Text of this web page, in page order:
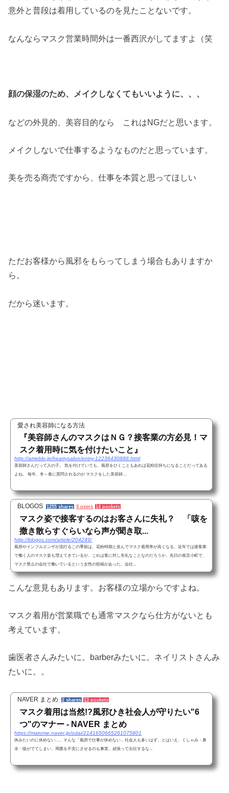
意外と普段は着用しているのを見たことないです。
なんならマスク営業時間外は一番西沢がしてますよ（笑
顔の保湿のため、メイクしなくてもいいように、、、
などの外見的、美容目的なら これはNGだと思います。
メイクしないで仕事するようなものだと思っています。
美を売る商売ですから、仕事を本質と思ってほしい
ただお客様から風邪をもらってしまう場合もありますか
ら。
だから迷います。
愛され美容師になる方法
『美容師さんのマスクはＮＧ？接客業の方必見！マ
スク着用時に気を付けたいこと』
http://ameblo.jp/heartysalon/entry-12236430888.html
美容師さんだって人の子。 気を付けていても、風邪をひくこともあれば花粉症持ちになることだってある
よね。 毎年、冬～春に質問されるのが マスクをした美容師…
BLOGOS 1255 shares 3 users 14 pockets
マスク姿で接客するのはお客さんに失礼？ 「咳を
撒き散らすぐらいなら声が聞き取...
http://blogos.com/article/204249/
風邪やインフルエンザが流行るこの季節は、花粉時期と並んでマスク着用率が高くなる。近年では接客業
で働く人のマスク姿も増えてきているが、これは客に対し失礼なことなのだろうか。先日の発言小町で、
マスク禁止の会社で働いているという女性の投稿があった。会社...
こんな意見もあります。お客様の立場からですよね。
マスク着用が営業職でも通常マスクなら仕方がないとも
考えています。
歯医者さんみたいに。barberみたいに。ネイリストさんみ
たいに。。
NAVER まとめ 2 shares 13 pockets
マスク着用は当然!?風邪ひき社会人が守りたい"6
つ"のマナー - NAVER まとめ
https://matome.naver.jp/odai/2141650665261075801
休みたいのに休めない…。そんな「風邪で仕事が休めない」社会人も多いはず。とはいえ、くしゃみ・鼻
水・咳がでてしまい、周囲を不安にさせるのも事実。頑張って出社するな...